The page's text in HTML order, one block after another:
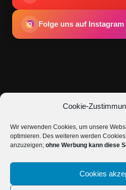
Cookie-
Wir verwenden Cookies, um unsere
optimieren. Des weiteren werden
anzuzeigen; ohne Werbung kann diese
Cookies
Folge uns auf Instagram